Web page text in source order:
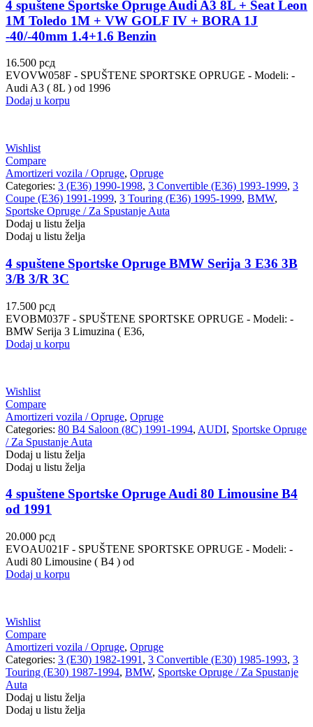
4 spuštene Sportske Opruge Audi A3 8L + Seat Leon
1M Toledo 1M + VW GOLF IV + BORA 1J
-40/-40mm 1.4+1.6 Benzin
16.500 рсд
EVOVW058F - SPUŠTENE SPORTSKE OPRUGE - Modeli: -
Audi A3 ( 8L ) od 1996
Dodaj u korpu
Wishlist
Compare
Amortizeri vozila / Opruge, Opruge
Categories: 3 (E36) 1990-1998, 3 Convertible (E36) 1993-1999, 3
Coupe (E36) 1991-1999, 3 Touring (E36) 1995-1999, BMW,
Sportske Opruge / Za Spustanje Auta
Dodaj u listu želja
Dodaj u listu želja
4 spuštene Sportske Opruge BMW Serija 3 E36 3B
3/B 3/R 3C
17.500 рсд
EVOBM037F - SPUŠTENE SPORTSKE OPRUGE - Modeli: -
BMW Serija 3 Limuzina ( E36,
Dodaj u korpu
Wishlist
Compare
Amortizeri vozila / Opruge, Opruge
Categories: 80 B4 Saloon (8C) 1991-1994, AUDI, Sportske Opruge
/ Za Spustanje Auta
Dodaj u listu želja
Dodaj u listu želja
4 spuštene Sportske Opruge Audi 80 Limousine B4
od 1991
20.000 рсд
EVOAU021F - SPUŠTENE SPORTSKE OPRUGE - Modeli: -
Audi 80 Limousine ( B4 ) od
Dodaj u korpu
Wishlist
Compare
Amortizeri vozila / Opruge, Opruge
Categories: 3 (E30) 1982-1991 , 3 Convertible (E30) 1985-1993, 3
Touring (E30) 1987-1994, BMW, Sportske Opruge / Za Spustanje
Auta
Dodaj u listu želja
Dodaj u listu želja